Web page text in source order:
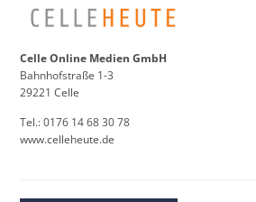
Celle Online Medien GmbH
Bahnhofstraße 1-3
29221 Celle
Tel.: 0176 14 68 30 78
www.celleheute.de